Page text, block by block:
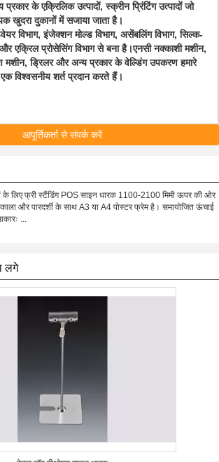
के एक्रिलिक उत्पादों, स्क्रीन प्रिंटिंग उत्पादों जो
खुदरा दुकानों में सजाया जाता है।
विभाग, इंजेक्शन मोल्ड विभाग, असेंबलिंग विभाग, सिल्क-
एक्रिल प्रोसेसिंग विभाग से बना है।एनसी नक्काशी मशीन,
मशीन, ड्रिलर और अन्य प्रकार के वेल्डिंग उपकरण हमारे
एक विश्वसनीय शर्त प्रदान करते हैं।
आपूर्तिकर्ता से संपर्क करें
के लिए फ्री स्टैंडिंग POS साइन धारक 1100-2100 मिमी ऊपर की ओर
और पारदर्शी के साथ A3 या A4 पोस्टर फ्रेम है। समायोजित ऊंचाई
...
लगे